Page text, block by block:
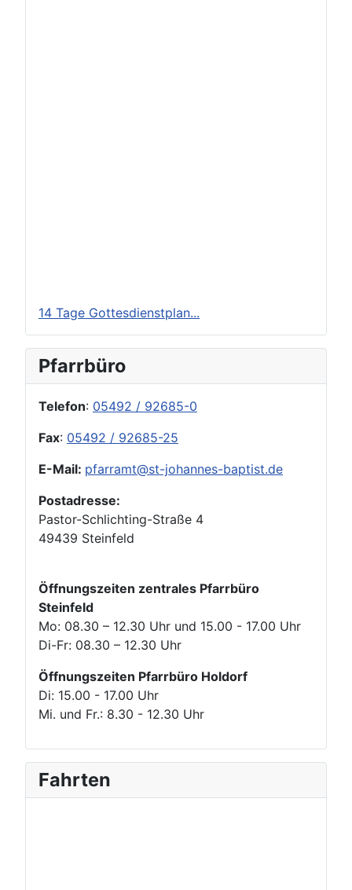
14 Tage Gottesdienstplan...
Pfarrbüro
Telefon: 05492 / 92685-0
Fax: 05492 / 92685-25
E-Mail: pfarramt@st-johannes-baptist.de
Postadresse:
Pastor-Schlichting-Straße 4
49439 Steinfeld
Öffnungszeiten zentrales Pfarrbüro
Steinfeld
Mo: 08.30 – 12.30 Uhr und 15.00 - 17.00 Uhr
Di-Fr: 08.30 – 12.30 Uhr
Öffnungszeiten Pfarrbüro Holdorf
Di: 15.00 - 17.00 Uhr
Mi. und Fr.: 8.30 - 12.30 Uhr
Fahrten